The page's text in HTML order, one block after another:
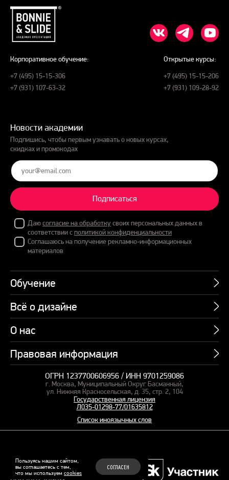
Пользуясь нашим сайтом,
вы соглашаетесь с тем,
что мы используем cookies
СОГЛАСЕН
Корпоративное обучение:
+7 (495) 15-15-306
+7 (931) 107-63-32
Открытые курсы:
+7 (495) 15-15-206
+7 (931) 109-28-92
Новости академии
Подпишись, чтобы первым узнавать о новых курсах,
скидках и промокодах
Подписаться
Даюсогласие на обработкусвоих персональных данных в
соответствии сполитикой конфиденциальности
Соглашаюсь на получение рекламно-информационных
материалов
Обучение
Курсы
Пакетные предложения
Профессии
Подарочные сертификаты
Корпоративное обучение
Курсы для сотрудников
Пакетные предложения
Всё о дизайне
Учебник по презентациям
Банк слайдов
Вебинары
Студия дизайна
Заказать презентацию
О нас
Об академии
СМИ о нас
Правовая информация
Карта сайта
Оферта и лицензия
Политика конфиденциальности
Рекомендательные технологии
Файлы Cookie
ОГРН 1237700606956 / ИНН 9701259086
г. Москва, Муниципальный Округ Басманный,
ул. Нижняя Красносельская, д. 35, стр. 2, 104
Государственная лицензия
Л035-01298-77/01635812
Список иноязычных слов
© 2015–2026 Бонни и Слайд
Обучающие курсы по